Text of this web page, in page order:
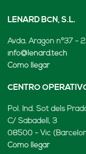
LENARD BCN, S.L.
Avda. Aragón nº37 -
info@lenard.tech
Cómo llegar
CENTRO
Pol. Ind. Sot dels
C/ Sabadell, 3
08500 - Vic
Cómo llegar